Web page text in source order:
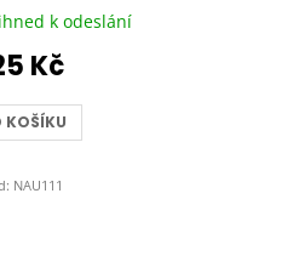
k odeslání
Kč
KOŠÍKU
NAU111